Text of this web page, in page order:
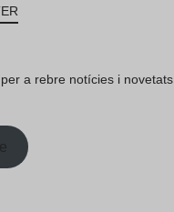
a rebre notícies i novetats.